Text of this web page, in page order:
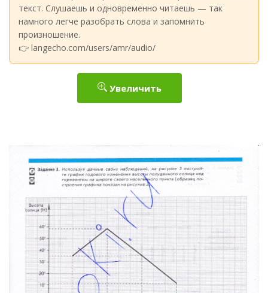
текст. Слушаешь и одновременно читаешь — так
намного легче разобрать слова и запомнить
произношение.
👉 langecho.com/users/amr/audio/
Увеличить